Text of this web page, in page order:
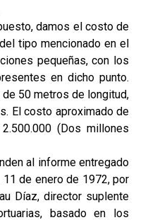
damos el costo de
tipo mencionado en el
pequeñas, con los
en dicho punto.
50 metros de longitud,
El costo aproximado de
(Dos millones
al informe entregado
de enero de 1972, por
Díaz, director suplente
basado en los